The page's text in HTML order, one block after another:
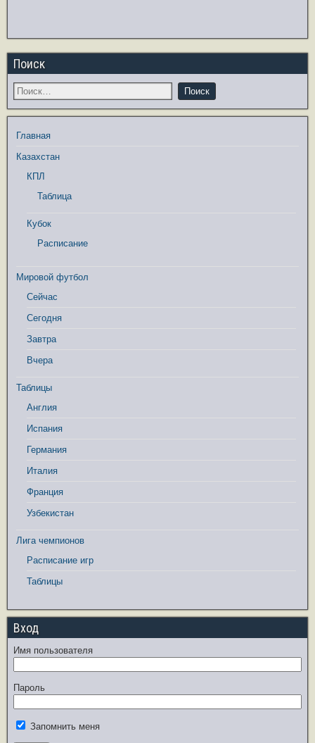
Поиск
Главная
Казахстан
КПЛ
Таблица
Кубок
Расписание
Мировой футбол
Сейчас
Сегодня
Завтра
Вчера
Таблицы
Англия
Испания
Германия
Италия
Франция
Узбекистан
Лига чемпионов
Расписание игр
Таблицы
Вход
Имя пользователя
Пароль
Запомнить меня